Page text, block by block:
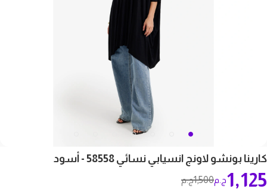
كارينا بونشو لاونج انسيابي نسائي 58558 - أسود
1,500ج.م 1,125ج.م